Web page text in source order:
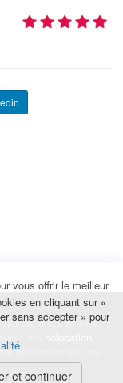
à la semaine,
une
professionnel, une
vous offrir le meilleur
en cliquant sur «
sans accepter » pour
et continuer